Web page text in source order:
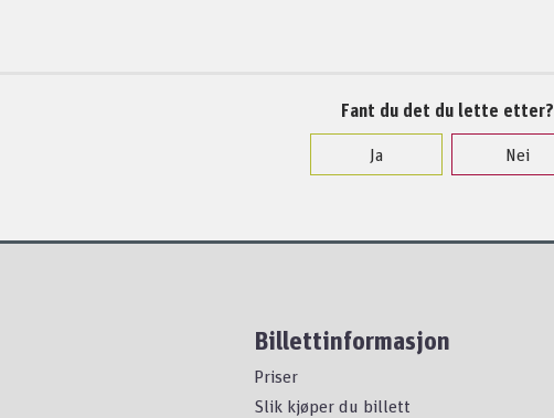
Fant du det du lette etter?
Ja
Nei
Billettinformasjon
Priser
Slik kjøper du billett